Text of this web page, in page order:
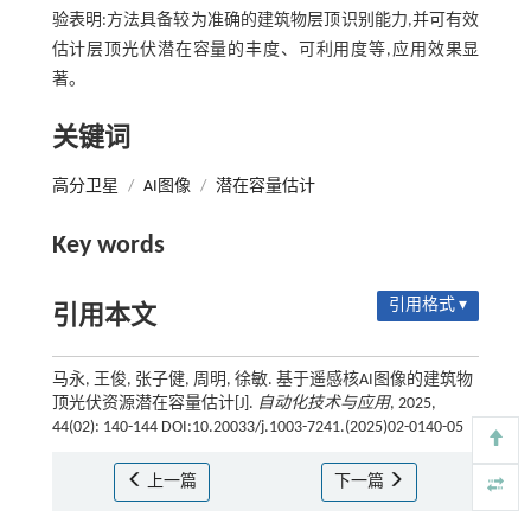
验表明:方法具备较为准确的建筑物层顶识别能力,并可有效
估计层顶光伏潜在容量的丰度、可利用度等,应用效果显
著。
关键词
高分卫星 / AI图像 / 潜在容量估计
Key words
引用本文 引用格式 ▾
马永, 王俊, 张子健, 周明, 徐敏. 基于遥感核AI图像的建筑物
顶光伏资源潜在容量估计[J]. 自动化技术与应用, 2025,
44(02): 140-144 DOI:10.20033/j.1003-7241.(2025)02-0140-05
上一篇 下一篇